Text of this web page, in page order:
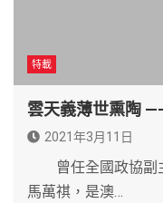
特載
雲天義薄世熏陶
2021年3月11日
曾任全國政協副
馬萬祺，是澳…